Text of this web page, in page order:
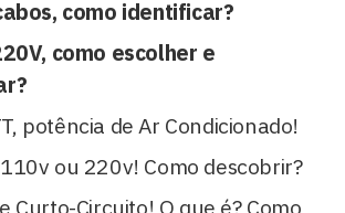
como identificar?
como escolher e
potência de Ar Condicionado!
ou 220v! Como descobrir?
Curto-Circuito! O que é? Como